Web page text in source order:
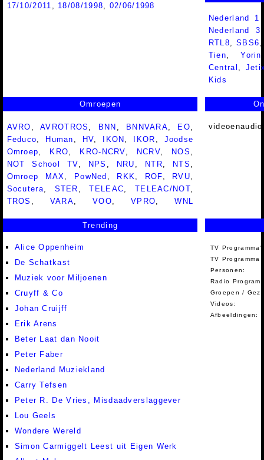
17/10/2011
18/08/1998
02/06/1998
Nederland
Nederland
RTL8 ,SBS6
Tien ,Yorin
Central
Kids
Omroepen
AVRO ,AVROTROS BNN BNNVARA EO
Feduco
Human HV IKON IKOR
Joodse
Omroep
KRO KRO-NCRV NCRV NOS
NOT School TV
NPS NRU NTR NTS
Omroep MAX
PowNed RKK ROF RVU
Socutera
STER ,TELEAC TELEAC/NOT
TROS
VARA ,VOO ,VPRO ,WNL
Trending
Alice Oppenheim
De Schatkast
Muziek voor Miljoenen
Cruyff & Co
Johan Cruijff
Erik Arens
Beter Laat dan Nooit
Peter Faber
Nederland Muziekland
Carry Tefsen
Peter R. De Vries, Misdaadverslaggever
Lou Geels
Wondere Wereld
Simon Carmiggelt Leest uit Eigen Werk
TV
TV Programma
Personen:
Radio
Groepen /
Videos:
Afbeeldingen: